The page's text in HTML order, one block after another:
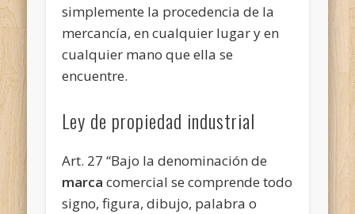
simplemente la procedencia de la
mercancía, en cualquier lugar y en
cualquier mano que ella se
encuentre.
Ley de propiedad industrial
Art. 27 “Bajo la denominación de
marca comercial se comprende todo
signo, figura, dibujo, palabra o